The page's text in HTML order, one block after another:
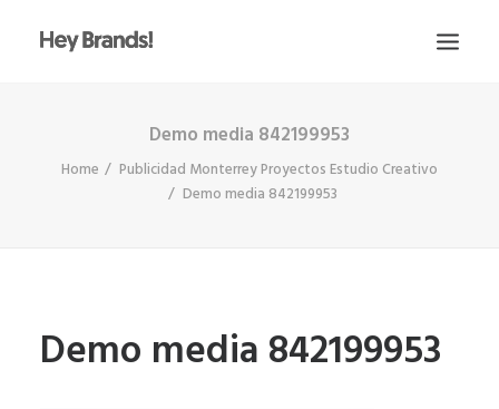
CONÓCENOS
ESCRÍBENOS
Demo media 842199953
Home
Publicidad Monterrey Proyectos Estudio Creativo
Demo media 842199953
Demo media 842199953